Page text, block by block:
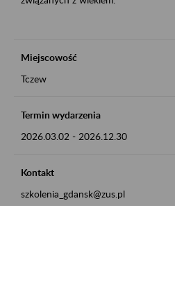
Miejscowość
Tczew
Termin wydarzenia
2026.03.02 - 2026.12.30
Kontakt
szkolenia_gdansk@zus.pl